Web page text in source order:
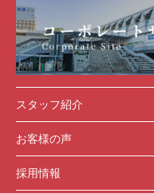
スタッフ紹介
お客様の声
採用情報